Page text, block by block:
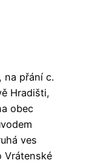
na přání c.
Hradišti,
obec
ves
Vrátenské